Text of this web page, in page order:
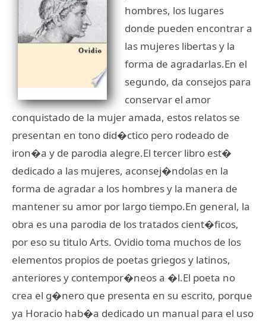
hombres, los lugares
donde pueden encontrar a
las mujeres libertas y la
forma de agradarlas.En el
segundo, da consejos para
conservar el amor
conquistado de la mujer amada, estos relatos se
presentan en tono did�ctico pero rodeado de
iron�a y de parodia alegre.El tercer libro est�
dedicado a las mujeres, aconsej�ndolas en la
forma de agradar a los hombres y la manera de
mantener su amor por largo tiempo.En general, la
obra es una parodia de los tratados cient�ficos,
por eso su titulo Arts. Ovidio toma muchos de los
elementos propios de poetas griegos y latinos,
anteriores y contempor�neos a �l.El poeta no
crea el g�nero que presenta en su escrito, porque
ya Horacio hab�a dedicado un manual para el uso